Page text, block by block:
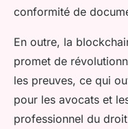
conformité de
En outre, la
promet de
les preuves, ce qui
pour les avocats et
professionnel du